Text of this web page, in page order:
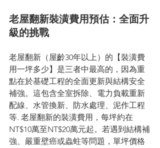
老屋翻新裝潢費用預估：全面升
級的挑戰
老屋翻新（屋齡30年以上）的【裝潢費
用一坪多少】是三者中最高的，因為重
點在於基礎工程的全面更新與結構安全
補強。這包含全室拆除、電力負載重新
配線、水管換新、防水處理、泥作工程
等. 老屋翻新的裝潢費用，每坪約在
NT$10萬至NT$20萬元起。若遇到結構補
強、嚴重壁癌或蟲蛀等問題，單坪價格